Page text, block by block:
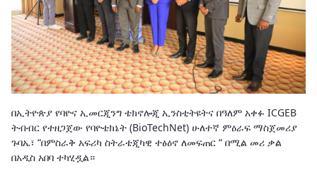
በኢትዮጵያ የባዮና ኢመርጂንግ ቴክኖሎጂ ኢንስቲትዩትና በዓለም አቀፉ ICGEB
ትብብር የተዘጋጀው የባዮቴክኔት (BioTechNet) ሁለተኛ ምዕራፍ ማስጀመሪያ
ጉባኤ፣ “በምስራቅ አፍሪካ ስትራቴጂካዊ ተፅዕኖ ለመፍጠር “ በሚል መሪ ቃል
በአዲስ አበባ ተካሂዷል።